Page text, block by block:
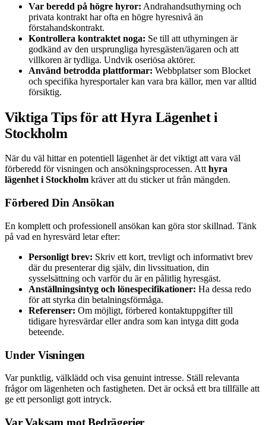
Var beredd på högre hyror: Andrahandsuthyrning och
privata kontrakt har ofta en högre hyresnivå än
förstahandskontrakt.
Kontrollera kontraktet noga: Se till att uthyrningen är
godkänd av den ursprungliga hyresgästen/ägaren och att
villkoren är tydliga. Undvik oseriösa aktörer.
Använd betrodda plattformar: Webbplatser som Blocket
och specifika hyresportaler kan vara bra källor, men var alltid
försiktig.
Viktiga Tips för att Hyra Lägenhet i
Stockholm
När du väl hittar en potentiell lägenhet är det viktigt att vara väl
förberedd för visningen och ansökningsprocessen. Atthyra
lägenhet i Stockholm kräver att du sticker ut från mängden.
Förbered Din Ansökan
En komplett och professionell ansökan kan göra stor skillnad. Tänk
på vad en hyresvärd letar efter:
Personligt brev: Skriv ett kort, trevligt och informativt brev
där du presenterar dig själv, din livssituation, din
sysselsättning och varför du är en pålitlig hyresgäst.
Anställningsintyg och lönespecifikationer: Ha dessa redo
för att styrka din betalningsförmåga.
Referenser: Om möjligt, förbered kontaktuppgifter till
tidigare hyresvärdar eller andra som kan intyga ditt goda
beteende.
Under Visningen
Var punktlig, välklädd och visa genuint intresse. Ställ relevanta
frågor om lägenheten och fastigheten. Det är också ett bra tillfälle att
ge ett personligt gott intryck.
Var Vaksam mot Bedrägerier